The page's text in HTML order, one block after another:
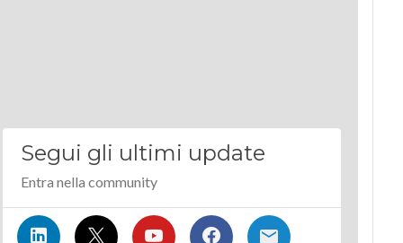
Segui gli ultimi update
Entra nella community